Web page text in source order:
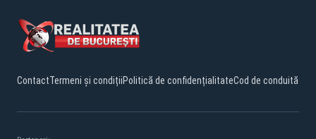
ContactTermeni și condițiiPolitică de confidențialitateCod de conduită